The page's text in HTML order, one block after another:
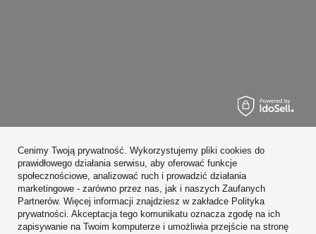
Konto
Regulaminy
Zobacz również
Cenimy Twoją prywatność. Wykorzystujemy pliki cookies do
prawidłowego działania serwisu, aby oferować funkcje
społecznościowe, analizować ruch i prowadzić działania
marketingowe - zarówno przez nas, jak i naszych Zaufanych
Partnerów. Więcej informacji znajdziesz w zakładce Polityka
prywatności. Akceptacja tego komunikatu oznacza zgodę na ich
zapisywanie na Twoim komputerze i umożliwia przejście na stronę